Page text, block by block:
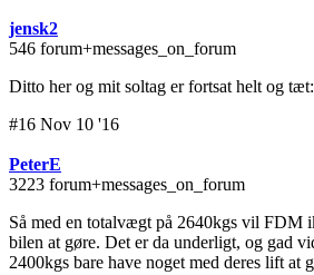
jensk2
546 forum+messages_on_forum
Ditto her og mit soltag er fortsat helt og
#16 Nov 10 '16
PeterE
3223 forum+messages_on_forum
Så med en totalvægt på 2640kgs vil FDM
bilen at gøre. Det er da underligt, og gad
2400kgs bare have noget med deres lift at